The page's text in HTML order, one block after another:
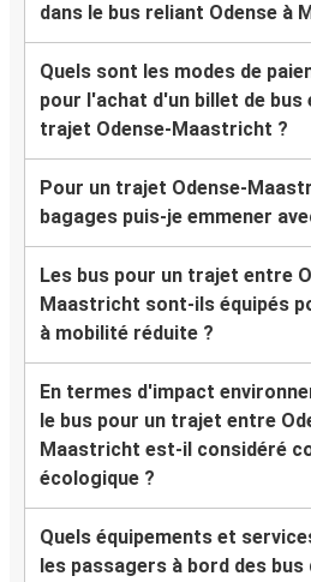
dans le bus reliant Odense à
Quels sont les modes de
pour l'achat d'un billet de
trajet Odense-Maastricht ?
Pour un trajet Odense-
bagages puis-je emmener
Les bus pour un trajet entre
Maastricht sont-ils équipés
à mobilité réduite ?
En termes d'impact
le bus pour un trajet entre
Maastricht est-il considéré
écologique ?
Quels équipements et
les passagers à bord des